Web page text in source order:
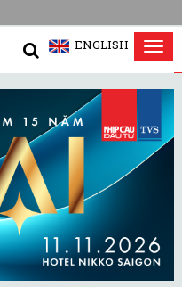
ENGLISH